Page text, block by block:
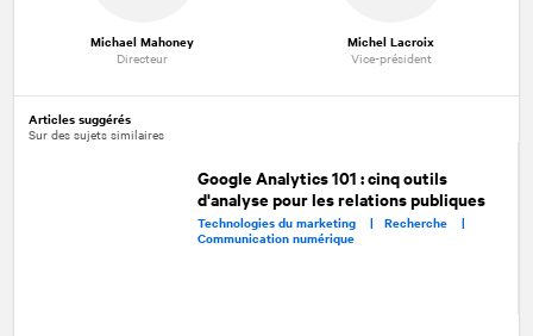
Michael Mahoney
Directeur
Michel Lacroix
Vice-président
Articles suggérés
Sur des sujets similaires
Google Analytics 101 : cinq outils
d'analyse pour les relations publiques
Technologies du marketing | Recherche |
Communication numérique